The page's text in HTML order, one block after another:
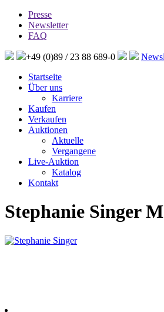
Presse
Newsletter
FAQ
+49 (0)89 / 23 88 689-0
Startseite
Über uns
Karriere
Kaufen
Verkaufen
Auktionen
Aktuelle
Vergangene
Live-Auktion
Katalog
Kontakt
Stephanie Singer